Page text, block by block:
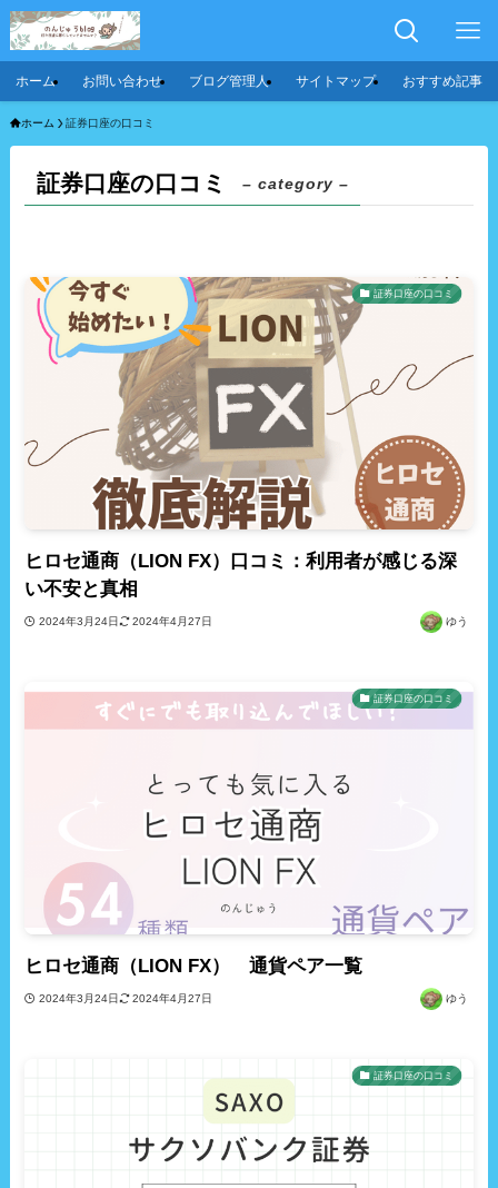
ホーム お問い合わせ ブログ管理人 サイトマップ おすすめ記事
ホーム 証券口座の口コミ
証券口座の口コミ – category –
証券口座の口コミ
ヒロセ通商（LION FX）口コミ：利用者が感じる深
い不安と真相
2024年3月24日 2024年4月27日 ゆう
証券口座の口コミ
ヒロセ通商（LION FX） 通貨ペア一覧
2024年3月24日 2024年4月27日 ゆう
証券口座の口コミ